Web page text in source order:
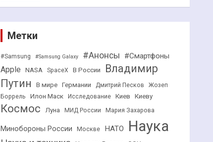
Метки
#Samsung #Samsung Galaxy #Анонсы #Смартфоны
Apple NASA SpaceX В России
Владимир
Путин
В мире Германии Дмитрий Песков
Жозеп
Боррель
Илон Маск Исследование Киев Киеву
Космос Луна МИД России Мария Захарова
Минобороны России Москве НАТО Наука